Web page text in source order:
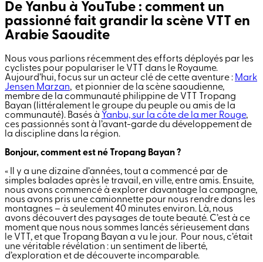
De Yanbu à YouTube : comment un
passionné fait grandir la scène VTT en
Arabie Saoudite
Nous vous parlions récemment des efforts déployés par les
cyclistes pour populariser le VTT dans le Royaume.
Aujourd’hui, focus sur un acteur clé de cette aventure : Mark
Jensen Marzan, et pionnier de la scène saoudienne,
membre de la communauté philippine de VTT Tropang
Bayan (littéralement le groupe du peuple ou amis de la
communauté). Basés à Yanbu, sur la côte de la mer Rouge,
ces passionnés sont à l’avant-gardedu développement de
la discipline dans la région.
Bonjour, comment est né Tropang Bayan ?
« Il y a une dizaine d’années, tout a commencé par de
simples balades après le travail, en ville, entre amis. Ensuite,
nous avons commencé à explorer davantage la campagne,
nous avons pris une camionnette pour nous rendre dans les
montagnes – à seulement 40 minutes environ. Là, nous
avons découvert des paysages de toute beauté. C’est à ce
moment que nous nous sommes lancés sérieusement dans
le VTT, et que Tropang Bayan a vu le jour. Pour nous, c’était
une véritable révélation : un sentiment de liberté,
d’exploration et de découverte incomparable.